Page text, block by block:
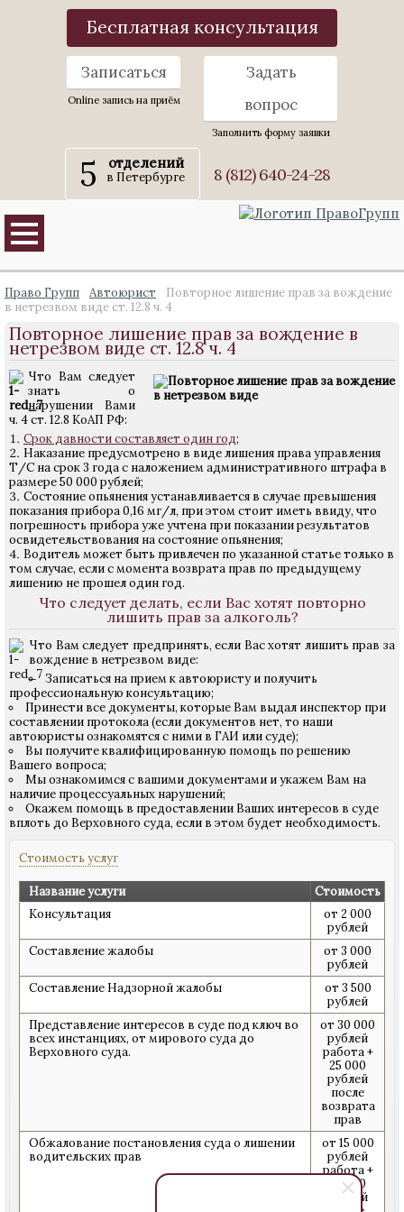
Бесплатная консультация
Записаться
Online запись на приём
Задать
вопрос
Заполнить форму заявки
5 отделений
в Петербурге 8 (812) 640-24-28
Право Групп Автоюрист
Повторное лишение прав за вождение
в нетрезвом виде ст. 12.8 ч. 4
Повторное лишение прав за вождение в
нетрезвом виде ст. 12.8 ч. 4
Что Вам следует
знать о
нарушении Вами
ч. 4 ст. 12.8 КоАП РФ:
Срок давности составляет один год;
Наказание предусмотрено в виде лишения права управления
Т/С на срок 3 года с наложением административного штрафа в
размере 50 000 рублей;
Состояние опьянения устанавливается в случае превышения
показания прибора 0,16 мг/л, при этом стоит иметь ввиду, что
погрешность прибора уже учтена при показании результатов
освидетельствования на состояние опьянения;
Водитель может быть привлечен по указанной статье только в
том случае, если с момента возврата прав по предыдущему
лишению не прошел один год.
Что следует делать, если Вас хотят повторно
лишить прав за алкоголь?
Что Вам следует предпринять, если Вас хотят лишить прав за
вождение в нетрезвом виде:
Записаться на прием к автоюристу и получить
профессиональную консультацию;
Принести все документы, которые Вам выдал инспектор при
составлении протокола (если документов нет, то наши
автоюристы ознакомятся с ними в ГАИ или суде);
Вы получите квалифицированную помощь по решению
Вашего вопроса;
Мы ознакомимся с вашими документами и укажем Вам на
наличие процессуальных нарушений;
Окажем помощь в предоставлении Ваших интересов в суде
вплоть до Верховного суда, если в этом будет необходимость.
Стоимость услуг
Название услуги
Стоимость
Консультация
от 2 000
рублей
Составление жалобы
от 3 000
рублей
Составление Надзорной жалобы
от 3 500
рублей
Представление интересов в суде под ключ во
всех инстанциях, от мирового суда до
Верховного суда.
от 30 000
рублей
работа +
25 000
рублей
после
возврата
прав
Обжалование постановления суда о лишении
водительских прав
от 15 000
рублей
работа +
25 000
рублей